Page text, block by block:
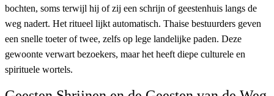
bochten, soms terwijl hij of zij een schrijn of geestenhuis langs de
weg nadert. Het ritueel lijkt automatisch. Thaise bestuurders geven
een snelle toeter of twee, zelfs op lege landelijke paden. Deze
gewoonte verwart bezoekers, maar het heeft diepe culturele en
spirituele wortels.